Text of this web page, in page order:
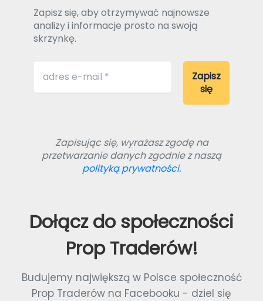
Zapisz się, aby otrzymywać najnowsze
analizy i informacje prosto na swoją
skrzynkę.
Zapisując się, wyrażasz zgodę na
przetwarzanie danych zgodnie z naszą
polityką prywatności.
Dołącz do społeczności
Prop Traderów!
Budujemy największą w Polsce społeczność
Prop Traderów na Facebooku - dziel się